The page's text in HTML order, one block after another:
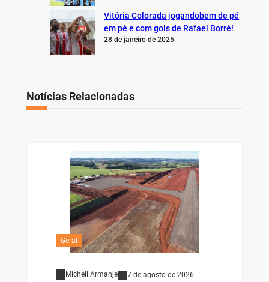
Vitória Colorada jogandobem de pé
em pé e com gols de Rafael Borré!
28 de janeiro de 2025
Notícias Relacionadas
Geral
Micheli Armanje 7 de agosto de 2026